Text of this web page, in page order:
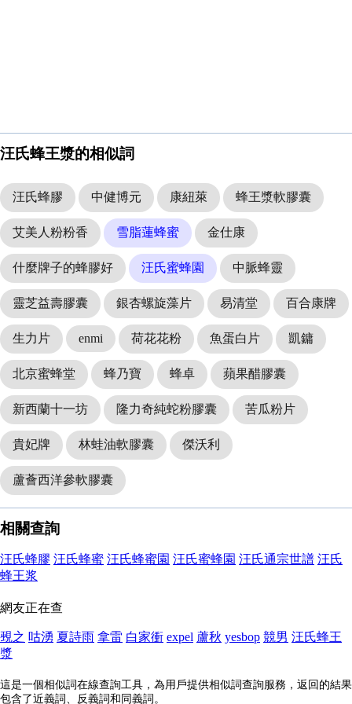
汪氏蜂王漿的相似詞
汪氏蜂膠 中健博元 康紐萊 蜂王漿軟膠囊
艾美人粉粉香 雪脂蓮蜂蜜 金仕康
什麼牌子的蜂膠好 汪氏蜜蜂園 中脈蜂靈
靈芝益壽膠囊 銀杏螺旋藻片 易清堂 百合康牌
生力片 enmi 荷花花粉 魚蛋白片 凱鏞
北京蜜蜂堂 蜂乃寶 蜂卓 蘋果醋膠囊
新西蘭十一坊 隆力奇純蛇粉膠囊 苦瓜粉片
貴妃牌 林蛙油軟膠囊 傑沃利
蘆薈西洋參軟膠囊
相關查詢
汪氏蜂膠 汪氏蜂蜜 汪氏蜂蜜園 汪氏蜜蜂園 汪氏通宗世譜 汪氏
蜂王浆
網友正在查
覡之 咕湧 夏詩雨 拿雷 白家衝 expel 蘆秋 yesbop 競男 汪氏蜂王
漿
這是一個相似詞在線查詢工具，為用戶提供相似詞查詢服務，返回的結果
包含了近義詞、反義詞和同義詞。